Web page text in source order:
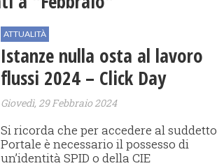
ATTUALITÀ
Istanze nulla osta al lavoro
flussi 2024 – Click Day
Giovedì, 29 Febbraio 2024
Si ricorda che per accedere al suddetto
Portale è necessario il possesso di
un’identità SPID o della CIE